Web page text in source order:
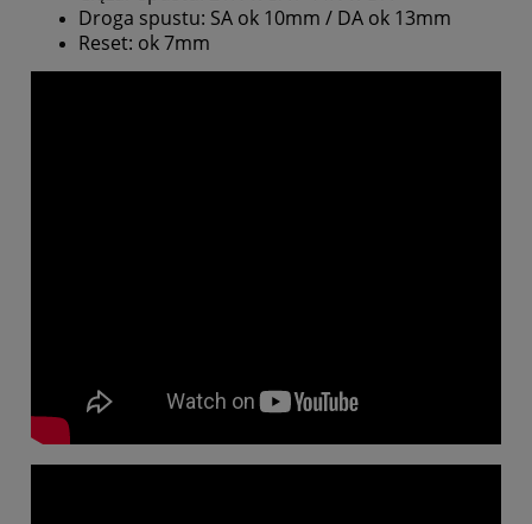
Droga spustu: SA ok 10mm / DA ok 13mm
Reset: ok 7mm